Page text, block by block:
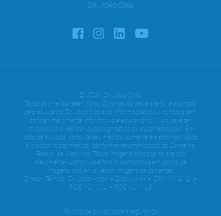
© 2026 Dr. João Dias.
Todos os direitos reservados. O conteúdo deste site foi elaborado
pela equipe do Dr. João dias e as informações aqui contidas tem
caráter meramente informativo e educacional. Não deve ser
utilizado para realizar autodiagnóstico ou automedicação. Em
caso de dúvidas, consulte seu médico, somente ele está habilitado
a praticar o ato médico, conforme recomendação do Conselho
Federal de Medicina. Todas imagens contidas no site são
meramente ilustrativas e foram compradas em banco de
imagens, não envolvendo imagens de pacientes.
Diretor Técnico: Dr. João Antonio Dias Júnior • CRM 89.292 •
RQE 617711 • RQE 617712
Política de privacidade e segurança